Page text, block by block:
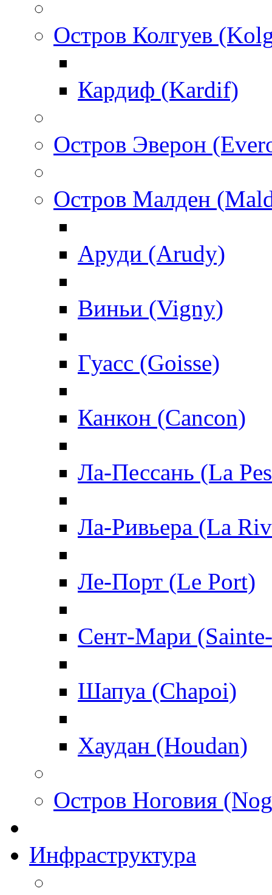
Остров Колгуев
Кардиф (Kardif)
Остров Эверон
Остров Малден
Аруди (Arudy)
Виньи (Vigny)
Гуасс (Goisse)
Канкон (Cancon)
Ла-Пессань (La
Ла-Ривьера (La
Ле-Порт (Le Port)
Сент-Мари
Шапуа (Chapoi)
Хаудан (Houdan)
Остров Ноговия
Инфраструктура